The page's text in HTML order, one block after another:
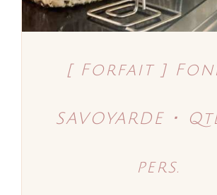
[ Forfait ]
SAVOYARDE ･
pers.